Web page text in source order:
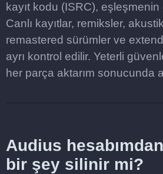
kayıt kodu (ISRC), eşleşmenin
Canlı kayıtlar, remiksler,
remastered sürümler ve
ayrı kontrol edilir. Yeterli
her parça aktarım sonucunda
Audius
bir şey silinir mi?